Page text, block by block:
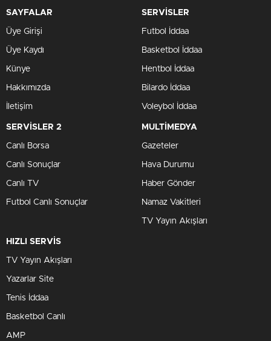
SAYFALAR
Üye Girişi
Üye Kaydı
Künye
Hakkımızda
İletişim
SERVİSLER
Futbol İddaa
Basketbol İddaa
Hentbol İddaa
Bilardo İddaa
Voleybol İddaa
SERVİSLER 2
Canlı Borsa
Canlı Sonuçlar
Canlı TV
Futbol Canlı Sonuçlar
MULTİMEDYA
Gazeteler
Hava Durumu
Haber Gönder
Namaz Vakitleri
TV Yayın Akışları
HIZLI SERVİS
TV Yayın Akışları
Yazarlar Site
Tenis İddaa
Basketbol Canlı
AMP